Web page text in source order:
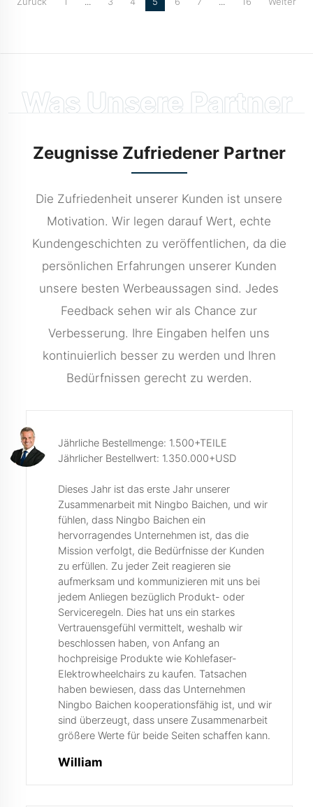
Was Unsere Partner
Zeugnisse Zufriedener Partner
Die Zufriedenheit unserer Kunden ist unsere
Motivation. Wir legen darauf Wert, echte
Kundengeschichten zu veröffentlichen, da die
persönlichen Erfahrungen unserer Kunden
unsere besten Werbeaussagen sind. Jedes
Feedback sehen wir als Chance zur
Verbesserung. Ihre Eingaben helfen uns
kontinuierlich besser zu werden und Ihren
Bedürfnissen gerecht zu werden.
Jährliche Bestellmenge: 1.500+TEILE
Jährlicher Bestellwert: 1.350.000+USD
Dieses Jahr ist das erste Jahr unserer
Zusammenarbeit mit Ningbo Baichen, und wir
fühlen, dass Ningbo Baichen ein
hervorragendes Unternehmen ist, das die
Mission verfolgt, die Bedürfnisse der Kunden
zu erfüllen. Zu jeder Zeit reagieren sie
aufmerksam und kommunizieren mit uns bei
jedem Anliegen bezüglich Produkt- oder
Serviceregeln. Dies hat uns ein starkes
Vertrauensgefühl vermittelt, weshalb wir
beschlossen haben, von Anfang an
hochpreisige Produkte wie Kohlefaser-
Elektrowheelchairs zu kaufen. Tatsachen
haben bewiesen, dass das Unternehmen
Ningbo Baichen kooperationsfähig ist, und wir
sind überzeugt, dass unsere Zusammenarbeit
größere Werte für beide Seiten schaffen kann.
William